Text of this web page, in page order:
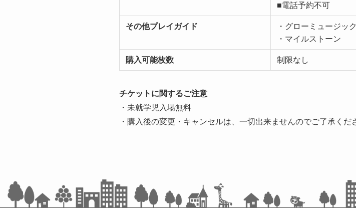
■電話予約不可
その他プレイガイド
・グローミュージック
・マイルストーン
購入可能枚数 制限なし
チケットに関するご注意
・未就学児入場無料
・購入後の変更・キャンセルは、一切出来ませんのでご了承くだ